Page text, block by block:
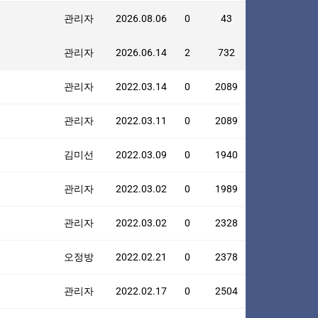
관리자 2026.08.06 0 43
관리자 2026.06.14 2 732
관리자 2022.03.14 0 2089
관리자 2022.03.11 0 2089
김미선 2022.03.09 0 1940
관리자 2022.03.02 0 1989
관리자 2022.03.02 0 2328
오정방 2022.02.21 0 2378
관리자 2022.02.17 0 2504